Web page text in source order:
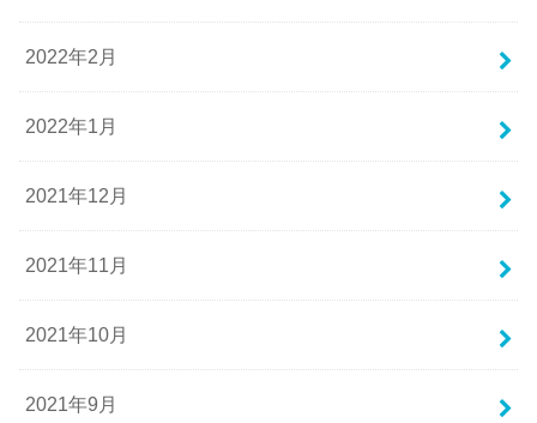
2022年2月
2022年1月
2021年12月
2021年11月
2021年10月
2021年9月